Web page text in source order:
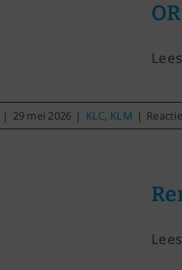
| 29 mei 2026 | KLC, KLM |